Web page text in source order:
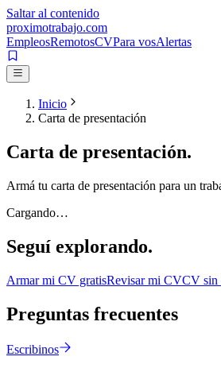
Saltar al contenido
proximotrabajo.com
EmpleosRemotosCVPara vosAlertas
Inicio
Carta de presentación
Carta de presentación.
Armá tu carta de presentación para un
Cargando…
Seguí explorando.
Armar mi CV gratisRevisar mi CVCV sin
Preguntas frecuentes
Escribinos